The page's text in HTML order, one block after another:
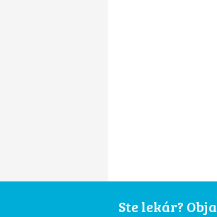
Ste lekár?